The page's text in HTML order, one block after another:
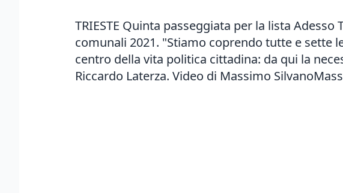
TRIESTE Quinta passeggiata per la lista
comunali 2021. "Stiamo coprendo tutte e
centro della vita politica cittadina: da qui la
Riccardo Laterza. Video di Massimo